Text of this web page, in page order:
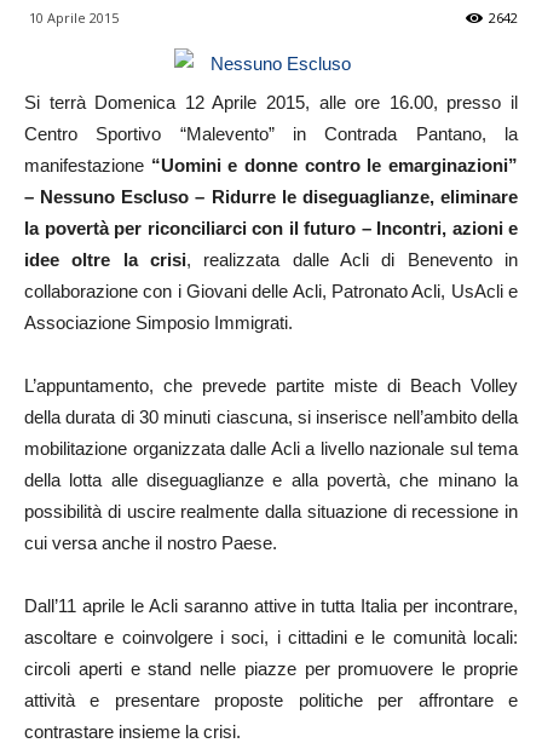
10 Aprile 2015 2642
Si terrà Domenica 12 Aprile 2015, alle ore 16.00, presso il
Centro Sportivo “Malevento” in Contrada Pantano, la
manifestazione “Uomini e donne contro le emarginazioni”
– Nessuno Escluso – Ridurre le diseguaglianze, eliminare
la povertà per riconciliarci con il futuro – Incontri, azioni e
idee oltre la crisi, realizzata dalle Acli di Benevento in
collaborazione con i Giovani delle Acli, Patronato Acli, UsAcli e
Associazione Simposio Immigrati.
L’appuntamento, che prevede partite miste di Beach Volley
della durata di 30 minuti ciascuna, si inserisce nell’ambito della
mobilitazione organizzata dalle Acli a livello nazionale sul tema
della lotta alle diseguaglianze e alla povertà, che minano la
possibilità di uscire realmente dalla situazione di recessione in
cui versa anche il nostro Paese.
Dall’11 aprile le Acli saranno attive in tutta Italia per incontrare,
ascoltare e coinvolgere i soci, i cittadini e le comunità locali:
circoli aperti e stand nelle piazze per promuovere le proprie
attività e presentare proposte politiche per affrontare e
contrastare insieme la crisi.